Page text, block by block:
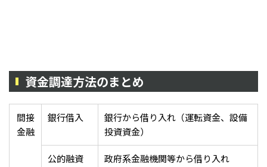
資金調達方法のまとめ
間接
金融
銀行借入
銀行から借り入れ（運転資金、設備
投資資金）
公的融資 政府系金融機関等から借り入れ